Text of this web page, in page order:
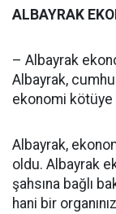
ALBAYRAK
– Albayrak
Albayrak,
ekonomi
Albayrak,
oldu. Albayrak
şahsına bağlı
hani bir